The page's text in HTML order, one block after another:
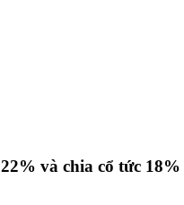
và chia cổ tức 18%